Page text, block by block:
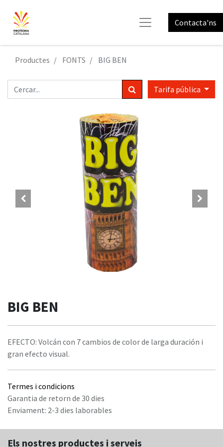
Contacta'ns
Productes FONTS BIG BEN
Tarifa pública
BIG BEN
EFECTO: Volcán con 7 cambios de color de larga duración i
gran efecto visual.
Termes i condicions
Garantia de retorn de 30 dies
Enviament: 2-3 dies laborables
Els nostres productes i serveis